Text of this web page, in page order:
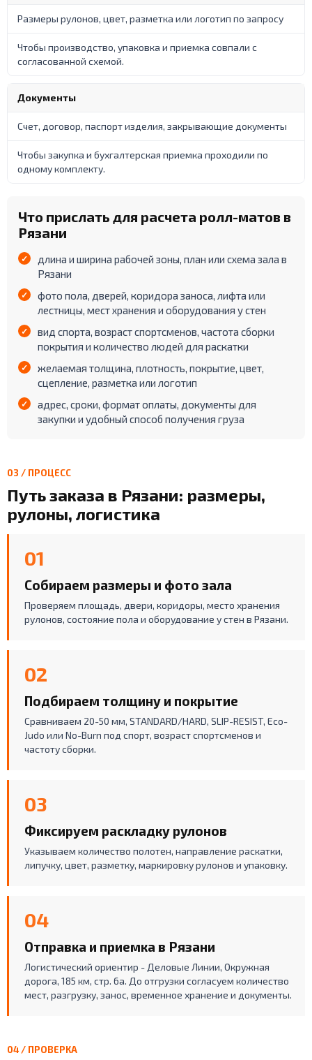
Размеры рулонов, цвет, разметка или логотип по запросу
Чтобы производство, упаковка и приемка совпали с
согласованной схемой.
Документы
Счет, договор, паспорт изделия, закрывающие документы
Чтобы закупка и бухгалтерская приемка проходили по
одному комплекту.
Что прислать для расчета ролл-матов в
Рязани
длина и ширина рабочей зоны, план или схема зала в
Рязани
фото пола, дверей, коридора заноса, лифта или
лестницы, мест хранения и оборудования у стен
вид спорта, возраст спортсменов, частота сборки
покрытия и количество людей для раскатки
желаемая толщина, плотность, покрытие, цвет,
сцепление, разметка или логотип
адрес, сроки, формат оплаты, документы для
закупки и удобный способ получения груза
03 / ПРОЦЕСС
Путь заказа в Рязани: размеры,
рулоны, логистика
01
Собираем размеры и фото зала
Проверяем площадь, двери, коридоры, место хранения
рулонов, состояние пола и оборудование у стен в Рязани.
02
Подбираем толщину и покрытие
Сравниваем 20-50 мм, STANDARD/HARD, SLIP-RESIST, Eco-
Judo или No-Burn под спорт, возраст спортсменов и
частоту сборки.
03
Фиксируем раскладку рулонов
Указываем количество полотен, направление раскатки,
липучку, цвет, разметку, маркировку рулонов и упаковку.
04
Отправка и приемка в Рязани
Логистический ориентир - Деловые Линии, Окружная
дорога, 185 км, стр. 6а. До отгрузки согласуем количество
мест, разгрузку, занос, временное хранение и документы.
04 / ПРОВЕРКА